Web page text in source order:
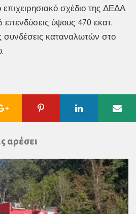
σχέδιο της ΔΕΔΑ
ύψους 470 εκατ.
συνδέσεις καταναλωτών στο
Google
Plus
Pinterest Linkedin
αρέσει